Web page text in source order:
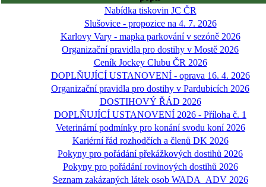
Nabídka tiskovin JC ČR
Slušovice - propozice na 4. 7. 2026
Karlovy Vary - mapka parkování v sezóně 2026
Organizační pravidla pro dostihy v Mostě 2026
Ceník Jockey Clubu ČR 2026
DOPLŇUJÍCÍ USTANOVENÍ - oprava 16. 4. 2026
Organizační pravidla pro dostihy v Pardubicích 2026
DOSTIHOVÝ ŘÁD 2026
DOPLŇUJÍCÍ USTANOVENÍ 2026 - Příloha č. 1
Veterinární podmínky pro konání svodu koní 2026
Kariérní řád rozhodčích a členů DK 2026
Pokyny pro pořádání překážkových dostihů 2026
Pokyny pro pořádání rovinových dostihů 2026
Seznam zakázaných látek osob WADA_ADV 2026